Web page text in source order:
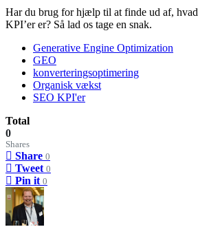
Har du brug for hjælp til at finde ud af, hvad
KPI’er er? Så lad os tage en snak.
Generative Engine Optimization
GEO
konverteringsoptimering
Organisk vækst
SEO KPI'er
Total
0
Shares
Share 0
Tweet 0
Pin it 0